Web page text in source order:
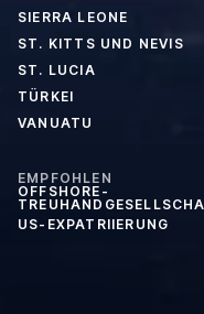
SIERRA LEONE
ST. KITTS UND NEVIS
ST. LUCIA
TÜRKEI
VANUATU
EMPFOHLEN
OFFSHORE-
US-EXPATRIIERUNG